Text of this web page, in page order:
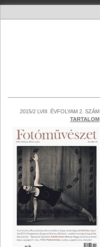
2015/2 LVIII. ÉVFOLYAM 2. SZÁM
TARTALOM